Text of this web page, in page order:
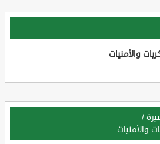
والأمنيات
/
والأمنيات